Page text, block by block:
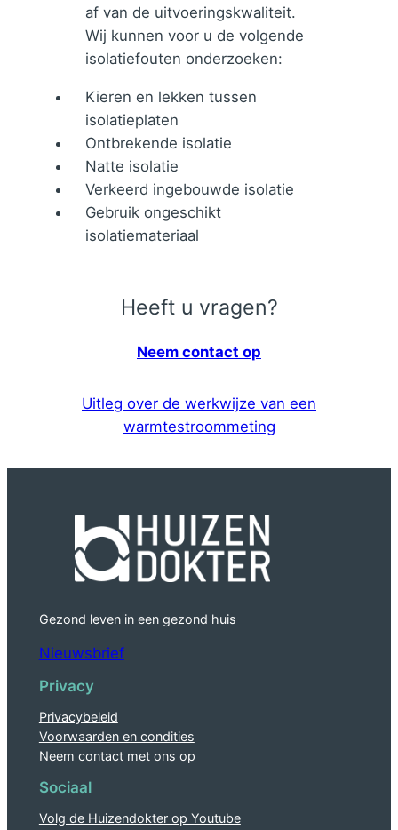
af van de uitvoeringskwaliteit.
Wij kunnen voor u de volgende
isolatiefouten onderzoeken:
Kieren en lekken tussen
isolatieplaten
Ontbrekende isolatie
Natte isolatie
Verkeerd ingebouwde isolatie
Gebruik ongeschikt
isolatiemateriaal
Heeft u vragen?
Neem contact op
Uitleg over de werkwijze van een
warmtestroommeting
Gezond leven in een gezond huis
Nieuwsbrief
Privacy
Privacybeleid
Voorwaarden en condities
Neem contact met ons op
Sociaal
Volg de Huizendokter op Youtube